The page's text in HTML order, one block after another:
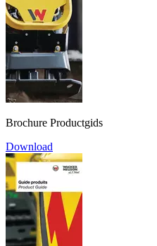
Brochure Productgids
Download